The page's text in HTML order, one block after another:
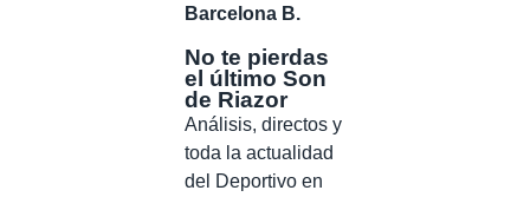
Barcelona B.
No te pierdas
el último Son
de Riazor
Análisis, directos y
toda la actualidad
del Deportivo en